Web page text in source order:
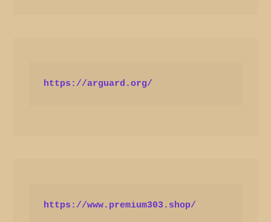
https://arguard.org/
https://www.premium303.shop/